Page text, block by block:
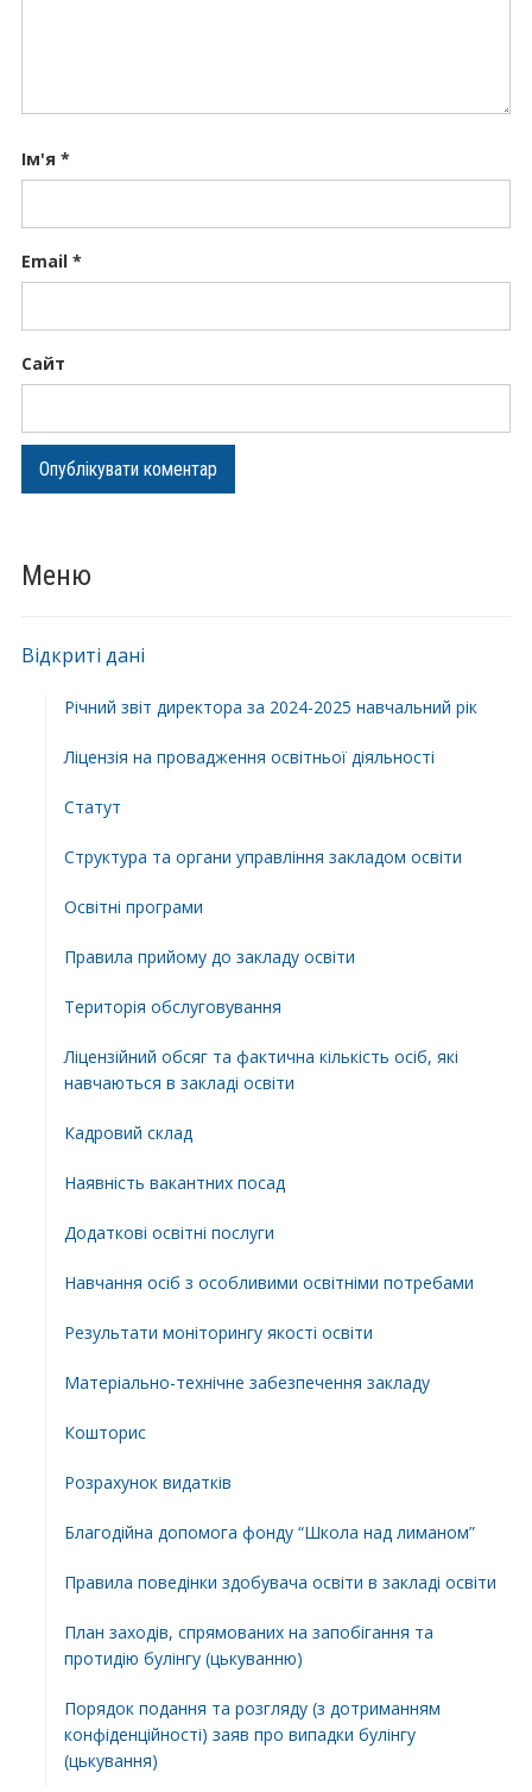
Меню
Відкриті дані
Річний звіт директора за 2024-2025 навчальний рік
Ліцензія на провадження освітньої діяльності
Статут
Структура та органи управління закладом освіти
Освiтнi програми
Правила прийому до закладу освіти
Територiя обслуговування
Ліцензійний обсяг та фактична кількість осіб, які
навчаються в закладі освіти
Кадровий склад
Наявність вакантних посад
Додатковi освiтнi послуги
Навчання осіб з особливими освітніми потребами
Результати моніторингу якості освіти
Матеріально-технічне забезпечення закладу
Кошторис
Розрахунок видатків
Благодійна допомога фонду “Школа над лиманом”
Правила поведінки здобувача освіти в закладі освіти
План заходів, спрямованих на запобігання та
протидію булінгу (цькуванню)
Порядок подання та розгляду (з дотриманням
конфіденційності) заяв про випадки булінгу
(цькування)
Ім'я *
Email *
Сайт